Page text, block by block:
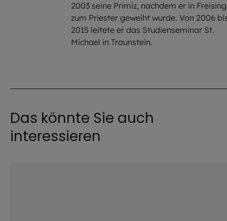
2003 seine Primiz, nachdem er in Freising
zum Priester geweiht wurde. Von 2006
2015 leitete er das Studienseminar St.
Michael in Traunstein.
Das könnte Sie auch
interessieren